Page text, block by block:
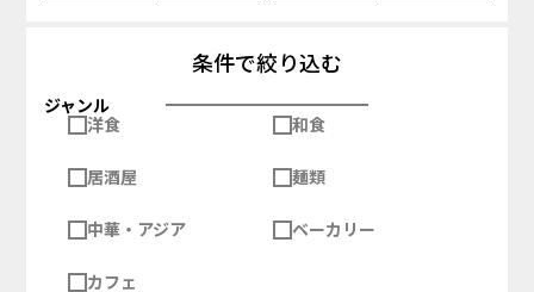
条件で絞り込む
ジャンル
洋食
和食
居酒屋 麺類
中華・アジア ベーカリー
カフェ